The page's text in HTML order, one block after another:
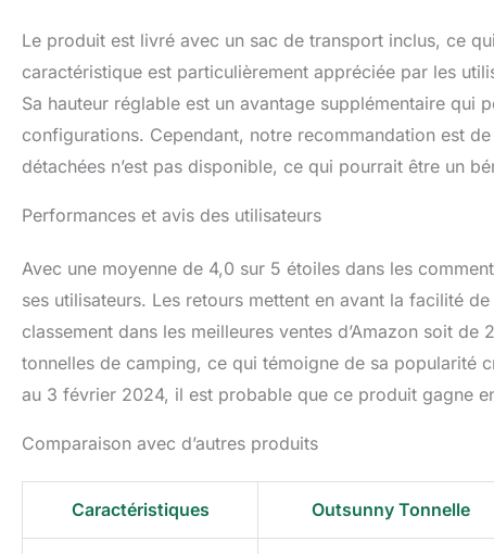
Le produit est livré avec un sac de transport inclus, ce
caractéristique est particulièrement appréciée par les
Sa hauteur réglable est un avantage supplémentaire qui
configurations. Cependant, notre recommandation est
détachées n’est pas disponible, ce qui pourrait être un
Performances et avis des utilisateurs
Avec une moyenne de 4,0 sur 5 étoiles dans les
ses utilisateurs. Les retours mettent en avant la facilité
classement dans les meilleures ventes d’Amazon soit
tonnelles de camping, ce qui témoigne de sa popularité
au 3 février 2024, il est probable que ce produit gagne
Comparaison avec d’autres produits
Caractéristiques Outsunny Tonnelle